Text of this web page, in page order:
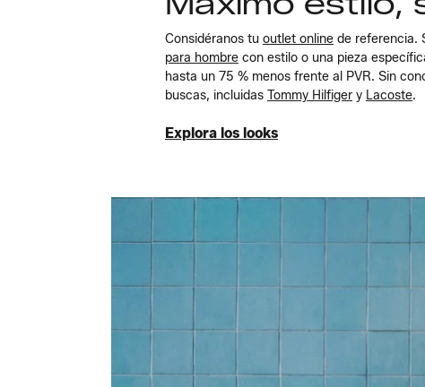
Considéranos tu outlet online de referencia.
para hombre con estilo o una pieza
hasta un 75 % menos frente al PVR. Sin
buscas, incluidas Tommy Hilfiger y Lacoste.
Explora los looks
Explora los looks